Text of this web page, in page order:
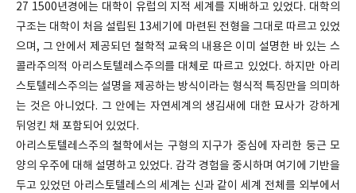
27 1500년경에는 대학이 유럽의 지적 세계를 지배하고 있었다. 대학의
구조는 대학이 처음 설립된 13세기에 마련된 전형을 그대로 따르고 있었
으며, 그 안에서 제공되던 철학적 교육의 내용은 이미 설명한 바 있는 스
콜라주의적 아리스토텔레스주의를 대체로 따르고 있었다. 하지만 아리
스토텔레스주의는 설명을 제공하는 방식이라는 형식적 특징만을 의미하
는 것은 아니었다. 그 안에는 자연세계의 생김새에 대한 묘사가 강하게
뒤엉킨 채 포함되어 있었다.
아리스토텔레스주의 철학에서는 구형의 지구가 중심에 자리한 둥근 모
양의 우주에 대해 설명하고 있었다. 감각 경험을 중시하며 여기에 기반을
두고 있었던 아리스토텔레스의 세계는 신과 같이 세계 전체를 외부에서